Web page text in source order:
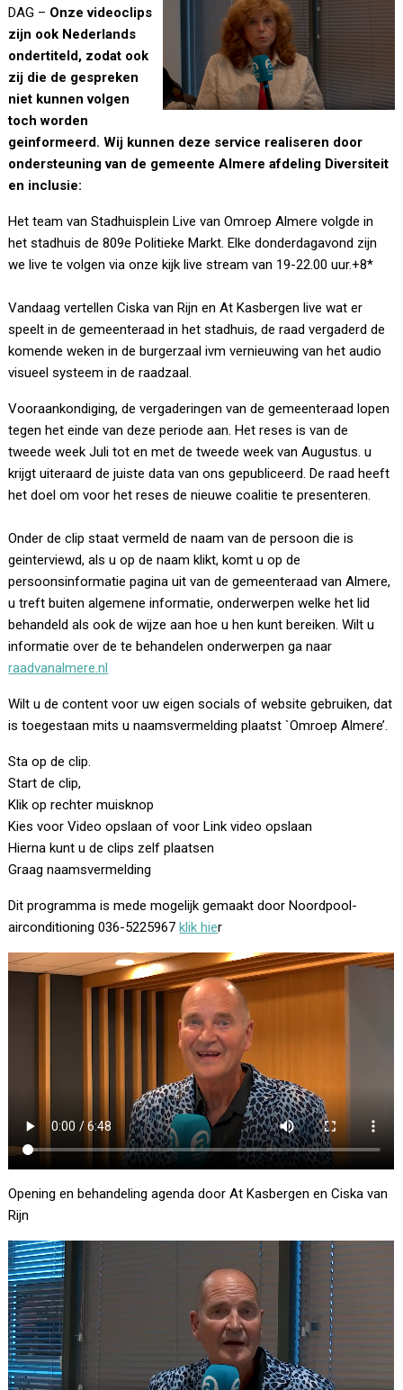
DAG – Onze videoclips
zijn ook Nederlands
ondertiteld, zodat ook
zij die de gespreken
niet kunnen volgen
toch worden
geinformeerd. Wij kunnen deze service realiseren door
ondersteuning van de gemeente Almere afdeling Diversiteit
en inclusie:
Het team van Stadhuisplein Live van Omroep Almere volgde in
het stadhuis de 809e Politieke Markt. Elke donderdagavond zijn
we live te volgen via onze kijk live stream van 19-22.00 uur.+8*
Vandaag vertellen Ciska van Rijn en At Kasbergen live wat er
speelt in de gemeenteraad in het stadhuis, de raad vergaderd de
komende weken in de burgerzaal ivm vernieuwing van het audio
visueel systeem in de raadzaal.
Vooraankondiging, de vergaderingen van de gemeenteraad lopen
tegen het einde van deze periode aan. Het reses is van de
tweede week Juli tot en met de tweede week van Augustus. u
krijgt uiteraard de juiste data van ons gepubliceerd. De raad heeft
het doel om voor het reses de nieuwe coalitie te presenteren.
Onder de clip staat vermeld de naam van de persoon die is
geinterviewd, als u op de naam klikt, komt u op de
persoonsinformatie pagina uit van de gemeenteraad van Almere,
u treft buiten algemene informatie, onderwerpen welke het lid
behandeld als ook de wijze aan hoe u hen kunt bereiken. Wilt u
informatie over de te behandelen onderwerpen ga naar
raadvanalmere.nl
Wilt u de content voor uw eigen socials of website gebruiken, dat
is toegestaan mits u naamsvermelding plaatst `Omroep Almere’.
Sta op de clip.
Start de clip,
Klik op rechter muisknop
Kies voor Video opslaan of voor Link video opslaan
Hierna kunt u de clips zelf plaatsen
Graag naamsvermelding
Dit programma is mede mogelijk gemaakt door Noordpool-
airconditioning 036-5225967klik hier
Opening en behandeling agenda door At Kasbergen en Ciska van
Rijn